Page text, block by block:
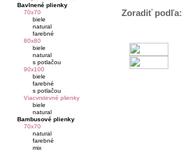
Bavlnené plienky
70x70
biele
natural
farebné
80x80
biele
natural
s potlačou
90x100
biele
farebné
s potlačou
Viacvrstevné plienky
biele
natural
Bambusové plienky
70x70
natural
farebné
mix
Zoradiť podľa: